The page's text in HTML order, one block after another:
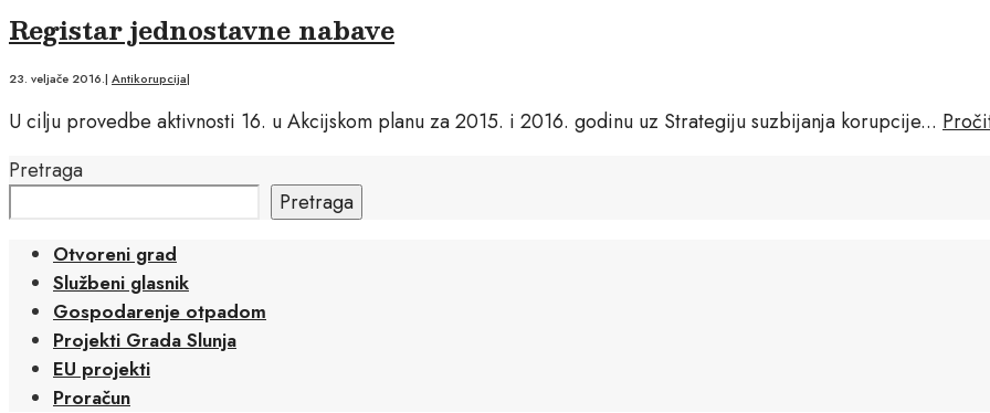
Registar jednostavne nabave
23. veljače 2016.| Antikorupcija|
U cilju provedbe aktivnosti 16. u Akcijskom planu za 2015. i 2016. godinu uz Strategiju suzbijanja korupcije...
Pretraga
Pretraga
Otvoreni grad
Službeni glasnik
Gospodarenje otpadom
Projekti Grada Slunja
EU projekti
Proračun